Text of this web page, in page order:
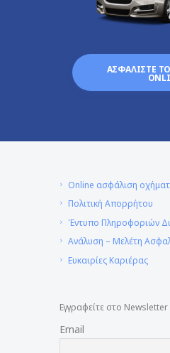
ΑΣΦΑΛΙΣΤΕ
Online ασφάλιση
Πολιτική Απορρήτου
Έντυπο Πληροφοριών
Ανάλυση – Μελέτη
Ευκαιρίες Καριέρας
Εγγραφείτε στο Newsletter
Email